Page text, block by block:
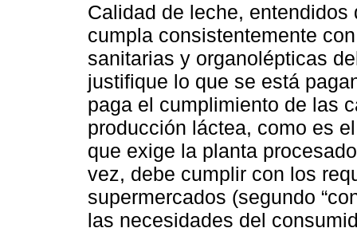
Calidad de leche, entendidos
cumpla consistentemente
sanitarias y organolépticas
justifique lo que se está
paga el cumplimiento de las
producción láctea, como es
que exige la planta
vez, debe cumplir con los
supermercados (segundo
las necesidades del